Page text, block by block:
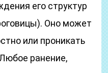
его структур
Оно может
или проникать
ранение,